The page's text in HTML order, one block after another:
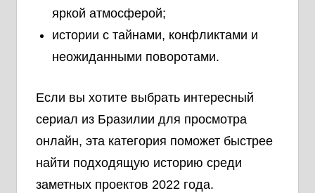
яркой атмосферой;
истории с тайнами, конфликтами и
неожиданными поворотами.
Если вы хотите выбрать интересный
сериал из Бразилии для просмотра
онлайн, эта категория поможет быстрее
найти подходящую историю среди
заметных проектов 2022 года.